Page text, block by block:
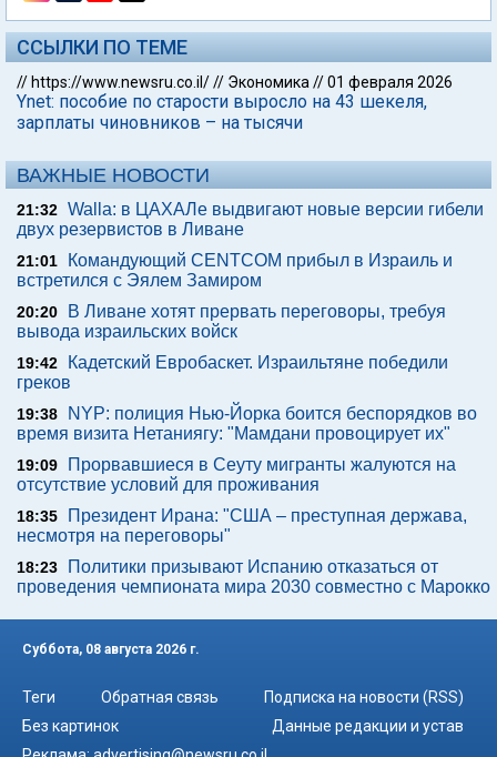
ССЫЛКИ ПО ТЕМЕ
// https://www.newsru.co.il/// Экономика //01 февраля 2026
Ynet: пособие по старости выросло на 43 шекеля,
зарплаты чиновников – на тысячи
ВАЖНЫЕ НОВОСТИ
21:32 Walla: в ЦАХАЛе выдвигают новые версии гибели
двух резервистов в Ливане
21:01
Командующий CENTCOM прибыл в Израиль и
встретился с Эялем Замиром
20:20
В Ливане хотят прервать переговоры, требуя
вывода израильских войск
19:42
Кадетский Евробаскет. Израильтяне победили
греков
19:38
NYP: полиция Нью-Йорка боится беспорядков во
время визита Нетаниягу: "Мамдани провоцирует их"
19:09
Прорвавшиеся в Сеуту мигранты жалуются на
отсутствие условий для проживания
18:35
Президент Ирана: "США – преступная держава,
несмотря на переговоры"
18:23
Политики призывают Испанию отказаться от
проведения чемпионата мира 2030 совместно с Марокко
Суббота, 08 августа 2026 г.
Теги Обратная связь
Подписка на новости (RSS)
Без картинок
Данные редакции и устав